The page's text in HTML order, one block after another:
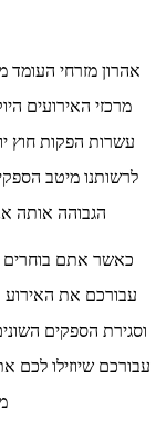
מרכזי האירועים
עשרות הפקות חוץ
לרשותנו מיטב
הגבוהה אותה
כאשר אתם בוחרים
עבורכם את האירוע
וסגירת הספקים
עבורכם שיוזילו לכם